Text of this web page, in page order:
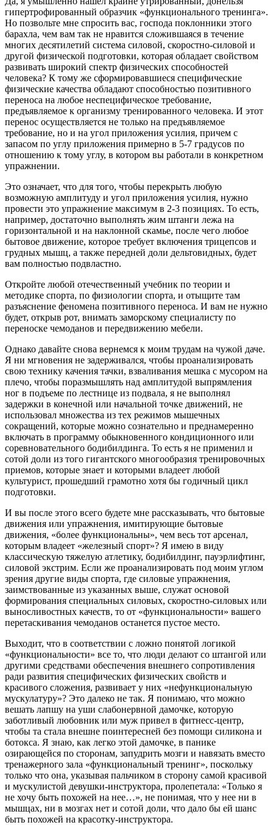
гипертрофированный образчик «функционального тренинга».
Но позвольте мне спросить вас, господа поклонники этого
барахла, чем вам так не нравится сложившаяся в течение
многих десятилетий система силовой, скоростно-силовой и
другой физической подготовки, которая обладает свойством
развивать широкий спектр физических способностей
человека? К тому же сформировавшиеся специфические
физические качества обладают способностью позитивного
переноса на любое неспецифическое требование,
предъявляемое к организму тренированного человека. И этот
перенос осуществляется не только на предъявляемое
требование, но и на угол приложения усилия, причем с
запасом по углу приложения примерно в 5-7 градусов по
отношению к тому углу, в котором вы работали в конкретном
упражнении.
Это означает, что для того, чтобы перекрыть любую
возможную амплитуду и угол приложения усилия, нужно
провести это упражнение максимум в 2-3 позициях. То есть,
например, достаточно выполнять жим штанги лежа на
горизонтальной и на наклонной скамье, после чего любое
бытовое движение, которое требует включения трицепсов и
грудных мышц, а также передней доли дельтовидных, будет
вам полностью подвластно.
Откройте любой отечественный учебник по теории и
методике спорта, по физиологии спорта, и отыщите там
разъяснение феномена позитивного переноса. И вам не нужно
будет, открыв рот, внимать заморскому специалисту по
переноске чемоданов и передвижению мебели.
Однако давайте снова вернемся к моим трудам на чужой даче.
Я ни мгновения не задерживался, чтобы проанализировать
свою технику качения тачки, взваливания мешка с мусором на
плечо, чтобы поразмышлять над амплитудой выпрямления
ног в подъеме по лестнице из подвала, я не выполнял
задержки в конечной или начальной точке движений, не
использовал множества из тех режимов мышечных
сокращений, которые можно сознательно и преднамеренно
включать в программу обыкновенного кондиционного или
соревновательного бодибилдинга. То есть я не применил и
сотой доли из того гигантского многообразия тренировочных
приемов, которые знает и которыми владеет любой
культурист, прошедший грамотно хотя бы годичный цикл
подготовки.
И вы после этого всего будете мне рассказывать, что бытовые
движения или упражнения, имитирующие бытовые
движения, «более функциональны», чем весь тот арсенал,
которым владеет «железный спорт»? Я имею в виду
классическую тяжелую атлетику, бодибилдинг, пауэрлифтинг,
силовой экстрим. Если же проанализировать под моим углом
зрения другие виды спорта, где силовые упражнения,
заимствованные из указанных выше, служат основой
формирования специальных силовых, скоростно-силовых или
выносливостных качеств, то от «функциональности» вашего
перетаскивания чемоданов останется пустое место.
Выходит, что в соответствии с ложно понятой логикой
«функциональности» все то, что люди делают со штангой или
другими средствами обеспечения внешнего сопротивления
ради развития специфических физических свойств и
красивого сложения, развивает у них «нефункциональную
мускулатуру»? Это далеко не так. Я понимаю, что можно
вешать лапшу на уши слабонервной дамочке, которую
заботливый любовник или муж привел в фитнесс-центр,
чтобы та стала внешне поинтересней без помощи силикона и
ботокса. Я знаю, как легко этой дамочке, в панике
озирающейся по сторонам, запудрить мозги и навязать вместо
тренажерного зала «функциональный тренинг», поскольку
только что она, указывая пальчиком в сторону самой красивой
и мускулистой девушки-инструктора, пролепетала: «Только я
не хочу быть похожей на нее…», не понимая, что у нее ни в
мышцах, ни в мозгах нет и сотой доли, что дало бы ей шанс
быть похожей на красотку-инструктора.